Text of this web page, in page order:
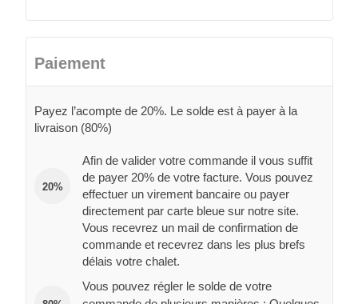
Paiement
Payez l’acompte de 20%. Le solde est à payer à la
livraison (80%)
20%
Afin de valider votre commande il vous suffit
de payer 20% de votre facture. Vous pouvez
effectuer un virement bancaire ou payer
directement par carte bleue sur notre site.
Vous recevrez un mail de confirmation de
commande et recevrez dans les plus brefs
délais votre chalet.
Vous pouvez régler le solde de votre